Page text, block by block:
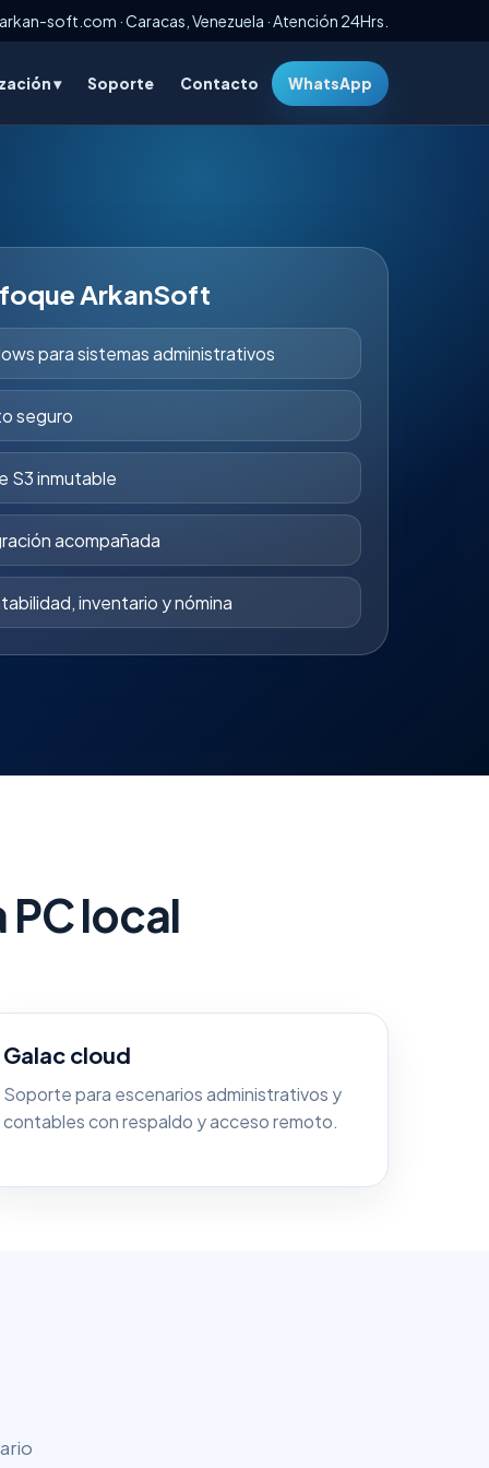
soft.com · Caracas, Venezuela · Atención 24Hrs.
▾ Soporte Contacto WhatsApp
ArkanSoft
para sistemas administrativos
seguro
S3 inmutable
acompañada
inventario y nómina
local
Galac cloud
Soporte para escenarios administrativos y
contables con respaldo y acceso remoto.